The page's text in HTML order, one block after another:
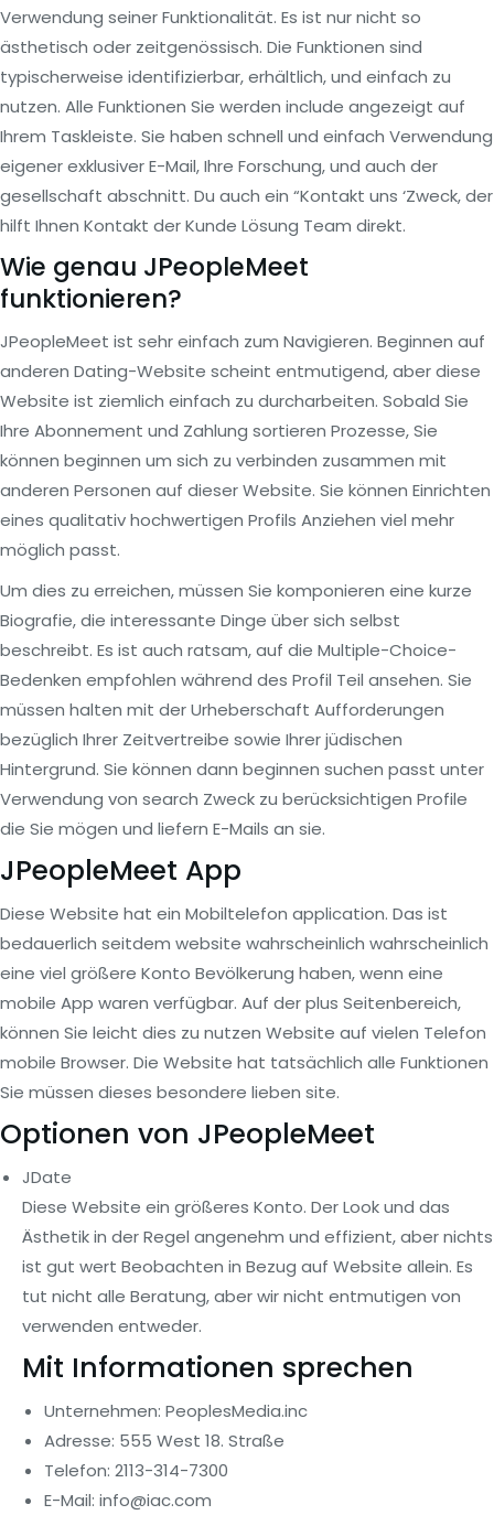
Verwendung seiner Funktionalität. Es ist nur nicht so
ästhetisch oder zeitgenössisch. Die Funktionen sind
typischerweise identifizierbar, erhältlich, und einfach zu
nutzen. Alle Funktionen Sie werden include angezeigt auf
Ihrem Taskleiste. Sie haben schnell und einfach Verwendung
eigener exklusiver E-Mail, Ihre Forschung, und auch der
gesellschaft abschnitt. Du auch ein “Kontakt uns ‘Zweck, der
hilft Ihnen Kontakt der Kunde Lösung Team direkt.
Wie genau JPeopleMeet
funktionieren?
JPeopleMeet ist sehr einfach zum Navigieren. Beginnen auf
anderen Dating-Website scheint entmutigend, aber diese
Website ist ziemlich einfach zu durcharbeiten. Sobald Sie
Ihre Abonnement und Zahlung sortieren Prozesse, Sie
können beginnen um sich zu verbinden zusammen mit
anderen Personen auf dieser Website. Sie können Einrichten
eines qualitativ hochwertigen Profils Anziehen viel mehr
möglich passt.
Um dies zu erreichen, müssen Sie komponieren eine kurze
Biografie, die interessante Dinge über sich selbst
beschreibt. Es ist auch ratsam, auf die Multiple-Choice-
Bedenken empfohlen während des Profil Teil ansehen. Sie
müssen halten mit der Urheberschaft Aufforderungen
bezüglich Ihrer Zeitvertreibe sowie Ihrer jüdischen
Hintergrund. Sie können dann beginnen suchen passt unter
Verwendung von search Zweck zu berücksichtigen Profile
die Sie mögen und liefern E-Mails an sie.
JPeopleMeet App
Diese Website hat ein Mobiltelefon application. Das ist
bedauerlich seitdem website wahrscheinlich wahrscheinlich
eine viel größere Konto Bevölkerung haben, wenn eine
mobile App waren verfügbar. Auf der plus Seitenbereich,
können Sie leicht dies zu nutzen Website auf vielen Telefon
mobile Browser. Die Website hat tatsächlich alle Funktionen
Sie müssen dieses besondere lieben site.
Optionen von JPeopleMeet
JDate
Diese Website ein größeres Konto. Der Look und das
Ästhetik in der Regel angenehm und effizient, aber nichts
ist gut wert Beobachten in Bezug auf Website allein. Es
tut nicht alle Beratung, aber wir nicht entmutigen von
verwenden entweder.
Mit Informationen sprechen
Unternehmen: PeoplesMedia.inc
Adresse: 555 West 18. Straße
Telefon: 2113-314-7300
E-Mail: info@iac.com